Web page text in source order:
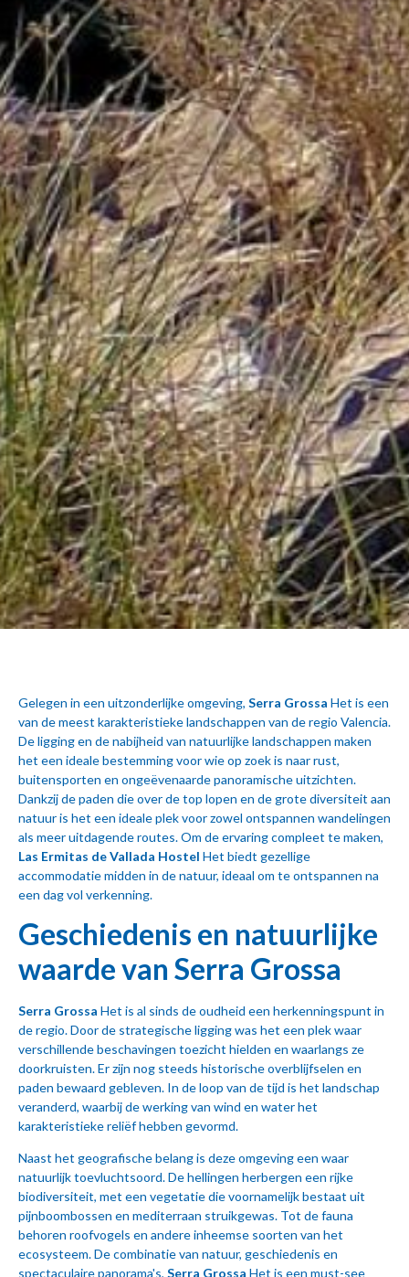
Gelegen in een uitzonderlijke omgeving, Serra Grossa Het is een
van de meest karakteristieke landschappen van de regio Valencia.
De ligging en de nabijheid van natuurlijke landschappen maken
het een ideale bestemming voor wie op zoek is naar rust,
buitensporten en ongeëvenaarde panoramische uitzichten.
Dankzij de paden die over de top lopen en de grote diversiteit aan
natuur is het een ideale plek voor zowel ontspannen wandelingen
als meer uitdagende routes. Om de ervaring compleet te maken,
Las Ermitas de Vallada Hostel Het biedt gezellige
accommodatie midden in de natuur, ideaal om te ontspannen na
een dag vol verkenning.
Geschiedenis en natuurlijke
waarde van Serra Grossa
Serra Grossa Het is al sinds de oudheid een herkenningspunt in
de regio. Door de strategische ligging was het een plek waar
verschillende beschavingen toezicht hielden en waarlangs ze
doorkruisten. Er zijn nog steeds historische overblijfselen en
paden bewaard gebleven. In de loop van de tijd is het landschap
veranderd, waarbij de werking van wind en water het
karakteristieke reliëf hebben gevormd.
Naast het geografische belang is deze omgeving een waar
natuurlijk toevluchtsoord. De hellingen herbergen een rijke
biodiversiteit, met een vegetatie die voornamelijk bestaat uit
pijnboombossen en mediterraan struikgewas. Tot de fauna
behoren roofvogels en andere inheemse soorten van het
ecosysteem. De combinatie van natuur, geschiedenis en
spectaculaire panorama's, Serra Grossa Het is een must-see